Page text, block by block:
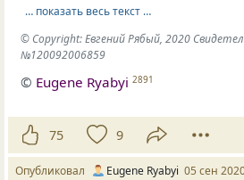
… показать весь текст …
© Copyright: Евгений Рябый, 2020
№120092006859
© Eugene Ryabyi 2891
75 9
Опубликовал Eugene Ryabyi 05 сен